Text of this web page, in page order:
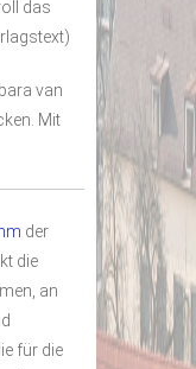
das
van
Mit
der
die
an
für die